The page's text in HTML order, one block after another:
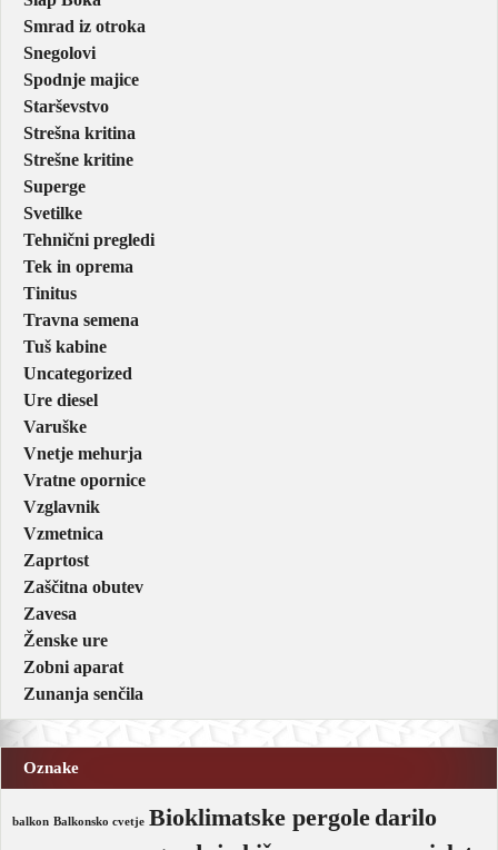
Smrad iz otroka
Snegolovi
Spodnje majice
Starševstvo
Strešna kritina
Strešne kritine
Superge
Svetilke
Tehnični pregledi
Tek in oprema
Tinitus
Travna semena
Tuš kabine
Uncategorized
Ure diesel
Varuške
Vnetje mehurja
Vratne opornice
Vzglavnik
Vzmetnica
Zaprtost
Zaščitna obutev
Zavesa
Ženske ure
Zobni aparat
Zunanja senčila
Oznake
balkon Balkonsko cvetje Bioklimatske pergole darilo